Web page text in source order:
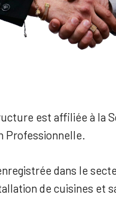
est affiliée à la
Professionnelle.
dans le
de cuisines et